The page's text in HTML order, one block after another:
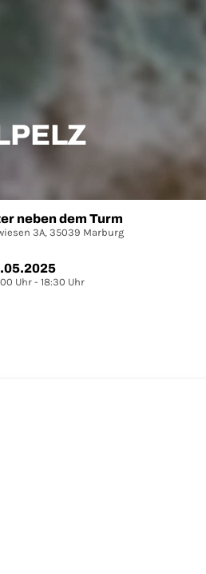
neben dem Turm
3A, 35039 Marburg
Uhr - 18:30 Uhr